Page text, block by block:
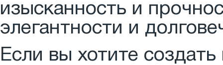
изысканность и
элегантности и
Если вы хотите